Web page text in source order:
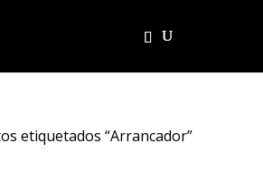
etiquetados “Arrancador”